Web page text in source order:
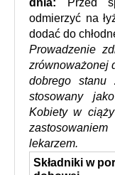
odmierzyć na
dodać do
Prowadzenie
zrównoważonej
dobrego stanu
stosowany
Kobiety w
lekarzem.
Składniki w